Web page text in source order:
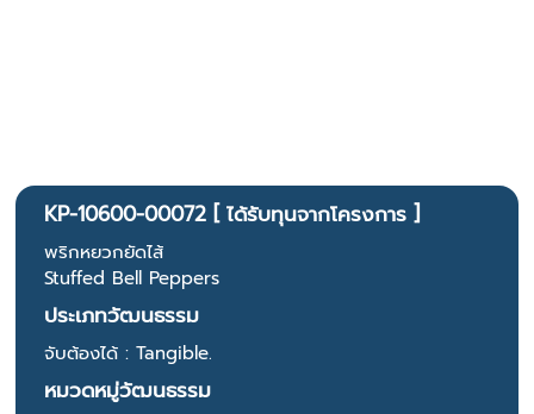
KP-10600-00072 [ ได้รับทุนจากโครงการ ]
พริกหยวกยัดไส้
Stuffed Bell Peppers
ประเภทวัฒนธรรม
จับต้องได้ : Tangible.
หมวดหมู่วัฒนธรรม